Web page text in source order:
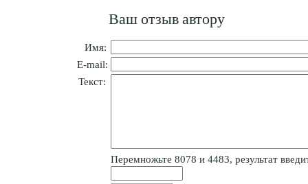
Ваш отзыв автору
Имя:
E-mail:
Текст:
Пepeмнoжьтe 8078 и 4483, результат